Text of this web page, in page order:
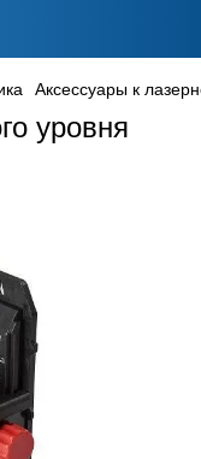
Аксессуары к
уровня